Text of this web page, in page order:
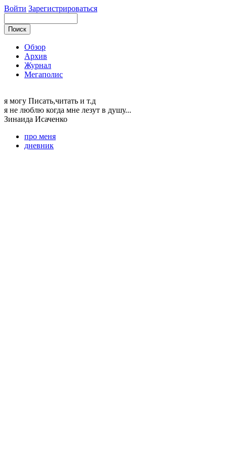
Войти Зарегистрироваться
Обзор
Архив
Журнал
Мегаполис
я могу Писать,читать и т.д
я не люблю когда мне лезут в душу...
Зинаида Исаченко
про меня
дневник